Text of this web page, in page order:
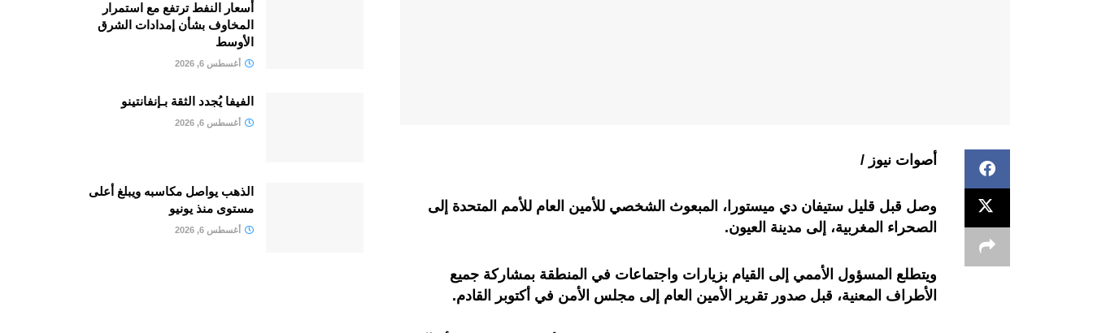
أصوات نيوز /
وصل قبل قليل ستيفان دي ميستورا، المبعوث الشخصي للأمين العام للأمم المتحدة إلى
الصحراء المغربية، إلى مدينة العيون.
ويتطلع المسؤول الأممي إلى القيام بزيارات واجتماعات في المنطقة بمشاركة جميع
الأطراف المعنية، قبل صدور تقرير الأمين العام إلى مجلس الأمن في أكتوبر القادم.
أسعار النفط ترتفع مع استمرار
المخاوف بشأن إمدادات الشرق
الأوسط
أغسطس 6, 2026
الفيفا يُجدد الثقة بـإنفانتينو
أغسطس 6, 2026
الذهب يواصل مكاسبه ويبلغ أعلى
مستوى منذ يونيو
أغسطس 6, 2026